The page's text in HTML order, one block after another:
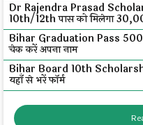
Dr Rajendra Prasad
10th/12th पास को मिलेगा
Bihar Graduation Pass
चेक करें अपना नाम
Bihar Board 10th
यहाँ से भरें फॉर्म